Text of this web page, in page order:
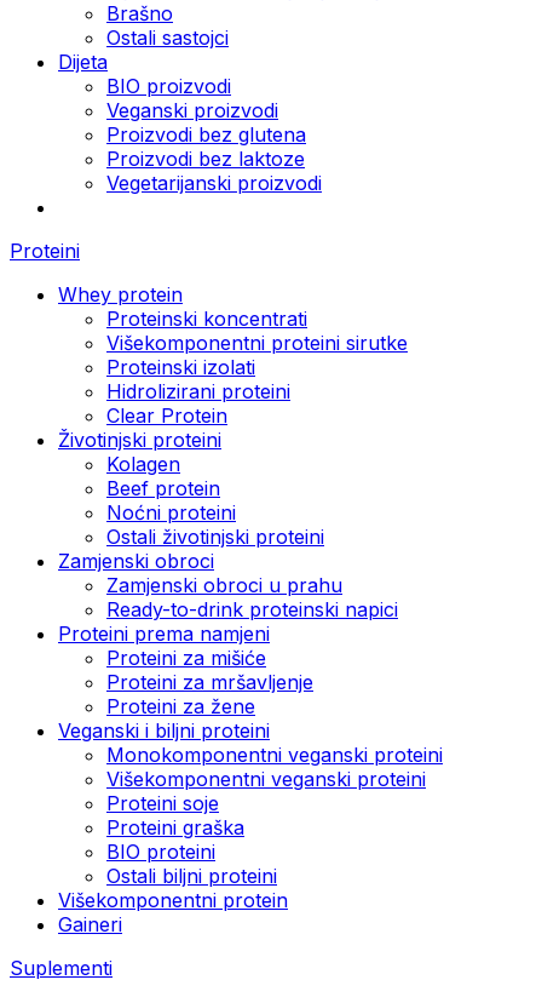
Brašno
Ostali sastojci
Dijeta
BIO proizvodi
Veganski proizvodi
Proizvodi bez glutena
Proizvodi bez laktoze
Vegetarijanski proizvodi
Proteini
Whey protein
Proteinski koncentrati
Višekomponentni proteini sirutke
Proteinski izolati
Hidrolizirani proteini
Clear Protein
Životinjski proteini
Kolagen
Beef protein
Noćni proteini
Ostali životinjski proteini
Zamjenski obroci
Zamjenski obroci u prahu
Ready-to-drink proteinski napici
Proteini prema namjeni
Proteini za mišiće
Proteini za mršavljenje
Proteini za žene
Veganski i biljni proteini
Monokomponentni veganski proteini
Višekomponentni veganski proteini
Proteini soje
Proteini graška
BIO proteini
Ostali biljni proteini
Višekomponentni protein
Gaineri
Suplementi